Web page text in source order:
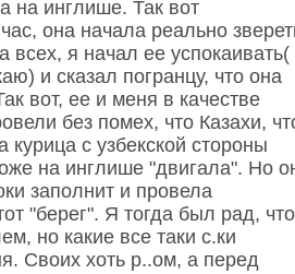
на инглише. Так вот
она начала реально
всех, я начал ее успокаивать(
и сказал погранцу, что она
вот, ее и меня в качестве
без помех, что Казахи,
с узбекской стороны
на инглише "двигала". Но
заполнит и провела
"берег". Я тогда был рад, что
но какие все таки с.ки
Своих хоть р..ом, а перед